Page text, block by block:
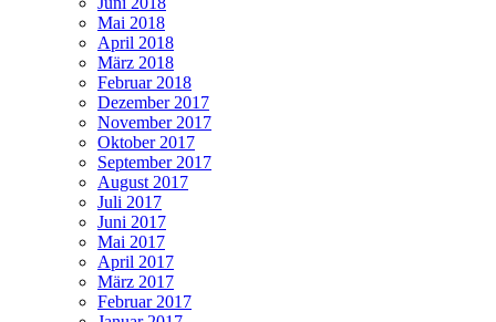
Mai 2018
April 2018
März 2018
Februar 2018
Dezember 2017
November 2017
Oktober 2017
September 2017
August 2017
Juli 2017
Juni 2017
Mai 2017
April 2017
März 2017
Februar 2017